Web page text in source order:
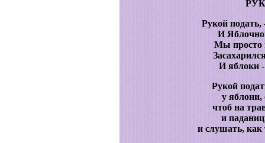
Рукой подать,
И
Мы просто
И яблоки
Рукой
у
чтоб на
и
и слушать,